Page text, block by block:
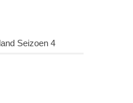
Seizoen 4